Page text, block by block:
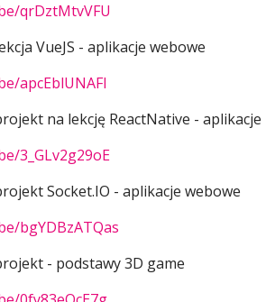
qrDztMtvVFU
VueJS - aplikacje webowe
apcEblUNAFI
na lekcję ReactNative -
3_GLv2g29oE
Socket.IO - aplikacje webowe
bgYDBzATQas
- podstawy 3D game